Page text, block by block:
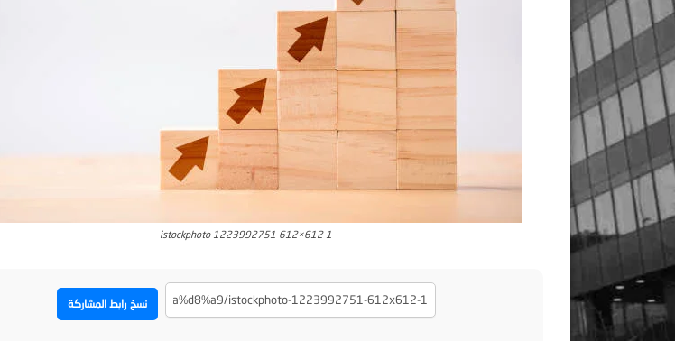
istockphoto 1223992751 612×612 1
نسخ رابط المشاركة